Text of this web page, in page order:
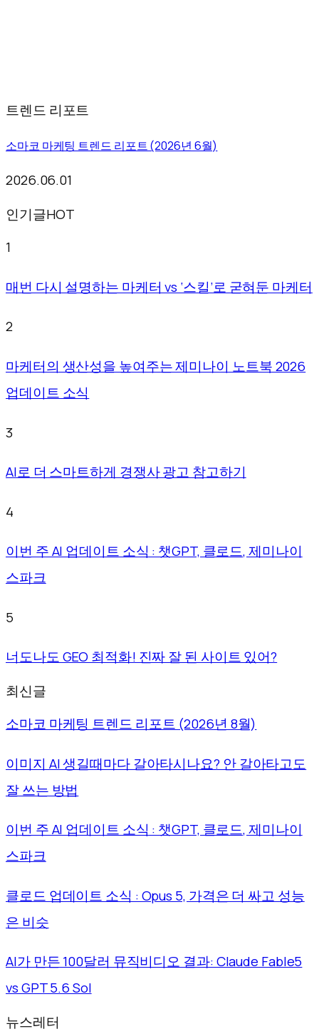
트렌드 리포트
소마코 마케팅 트렌드 리포트 (2026년 6월)
2026.06.01
인기글HOT
1
매번 다시 설명하는 마케터 vs ‘스킬’로 굳혀둔 마케터
2
마케터의 생산성을 높여주는 제미나이 노트북 2026
업데이트 소식
3
AI로 더 스마트하게 경쟁사 광고 참고하기
4
이번 주 AI 업데이트 소식 : 챗GPT, 클로드, 제미나이
스파크
5
너도나도 GEO 최적화! 진짜 잘 된 사이트 있어?
최신글
소마코 마케팅 트렌드 리포트 (2026년 8월)
이미지 AI 생길때마다 갈아타시나요? 안 갈아타고도
잘 쓰는 방법
이번 주 AI 업데이트 소식 : 챗GPT, 클로드, 제미나이
스파크
클로드 업데이트 소식 : Opus 5, 가격은 더 싸고 성능
은 비슷
AI가 만든 100달러 뮤직비디오 결과: Claude Fable5
vs GPT 5.6 Sol
뉴스레터